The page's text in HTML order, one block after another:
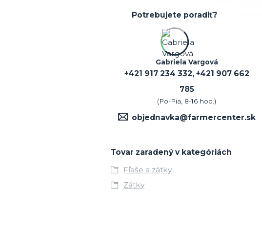
Potrebujete poradiť?
Gabriela Vargová
+421 917 234 332, +421 907 662
785
(Po-Pia, 8-16 hod.)
objednavka@farmercenter.sk
Tovar zaradený v kategóriách
Fľaše a zátky
Zátky